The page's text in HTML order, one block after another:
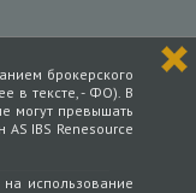
брокерского
в тексте, - ФО). В
могут превышать
IBS Renesource
использование